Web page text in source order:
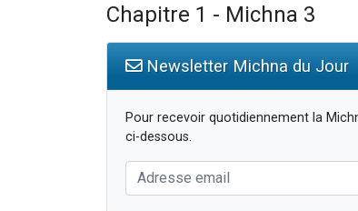
Chapitre 1 - Michna 3
Newsletter Michna du Jour
Pour recevoir quotidiennement la
ci-dessous.